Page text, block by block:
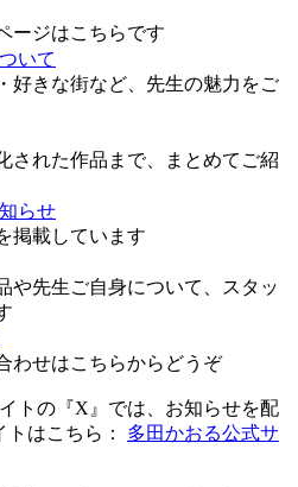
ージはこちらです
いて
好きな街など、先生の魅力をご
された作品まで、まとめてご紹
らせ
掲載しています
や先生ご自身について、スタッ
わせはこちらからどうぞ
トの『X』では、お知らせを配
はこちら：
多田かおる公式サ